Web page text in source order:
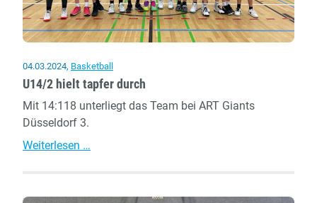
04.03.2024, Basketball
U14/2 hielt tapfer durch
Mit 14:118 unterliegt das Team bei ART Giants
Düsseldorf 3.
Weiterlesen …
durch